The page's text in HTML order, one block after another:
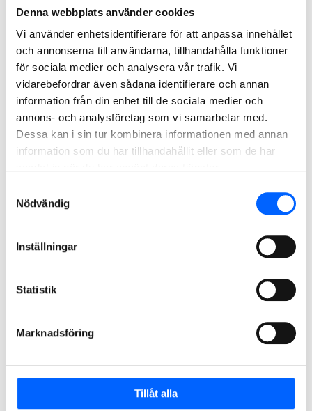
Denna webbplats använder cookies
Vi använder enhetsidentifierare för att anpassa innehållet
och annonserna till användarna, tillhandahålla funktioner
för sociala medier och analysera vår trafik. Vi
vidarebefordrar även sådana identifierare och annan
information från din enhet till de sociala medier och
annons- och analysföretag som vi samarbetar med.
Dessa kan i sin tur kombinera informationen med annan
information som du har tillhandahållit eller som de har
Nödvändig
Inställningar
Statistik
Marknadsföring
Tillåt alla
Läs mer om projektet
2023
Fyrspåret Malmö-Lund
spanska OHLA, byggt fyra nya järnvägsspår mellan Arlöv
(strax utanför Malmö) och Lund, byggt om stationerna i
Klostergården i Lund. Fyrspåret togs i drift i hösten 2023.